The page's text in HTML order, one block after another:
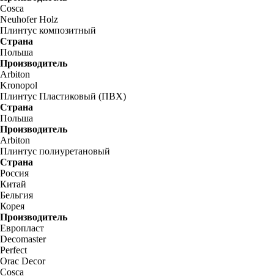
Cosca
Neuhofer Holz
Плинтус композитный
Страна
Польша
Производитель
Arbiton
Kronopol
Плинтус Пластиковый (ПВХ)
Страна
Польша
Производитель
Arbiton
Плинтус полиуретановый
Страна
Россия
Китай
Бельгия
Корея
Производитель
Европласт
Decomaster
Perfect
Orac Decor
Cosca